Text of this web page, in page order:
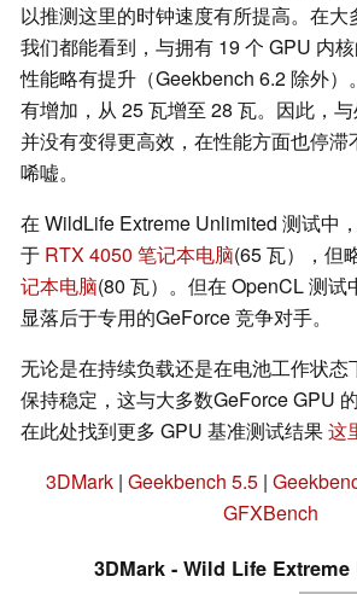
以推测这里的时钟速度有所提高。在大
我们都能看到，与拥有 19 个 GPU 内核
性能略有提升（Geekbench 6.2 除外）
有增加，从 25 瓦增至 28 瓦。因此，
并没有变得更高效，在性能方面也停滞
唏嘘。
在 WildLife Extreme Unlimited 测试中
于 RTX 4050 笔记本电脑(65 瓦），但
记本电脑(80 瓦）。但在 OpenCL 测试
显落后于专用的GeForce 竞争对手。
无论是在持续负载还是在电池工作状态
保持稳定，这与大多数GeForce GPU
在此处找到更多 GPU 基准测试结果这
3DMark | Geekbench 5.5 |
GFXBench
3DMark - Wild Life